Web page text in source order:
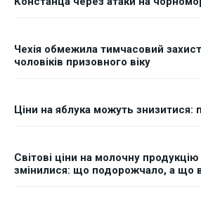
Чехія обмежила тимчасовий
чоловіків призовного віку
Ціни на яблука можуть знизитися:
Світові ціни на молочну
змінилися: що подорожчало, а що